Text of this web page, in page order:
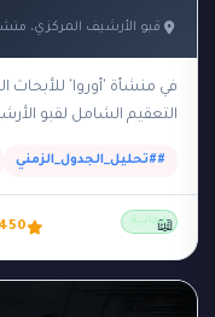
قبو الأرشيف المركزي،
في منشأة 'أوروا' للأبحاث
التعقيم الشامل لقبو
##تحليل_الجدول_الزمني
مجانية 450 📖